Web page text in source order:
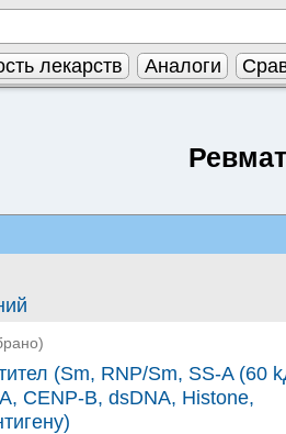
лекарств Аналоги
(Sm, RNP/Sm, SS-A (60
CENР-B, dsDNA, Histone,